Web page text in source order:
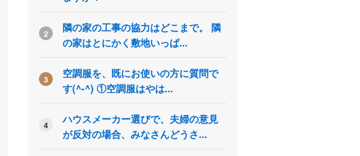
2
隣の家の工事の協力はどこまで。 隣
の家はとにかく敷地いっぱ...
3
空調服を、既にお使いの方に質問で
す(^-^) ①空調服はやは...
4
ハウスメーカー選びで、夫婦の意見
が反対の場合、みなさんどうさ...